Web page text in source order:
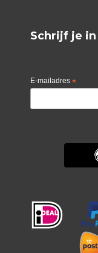
Schrijf je
E-mailadres *